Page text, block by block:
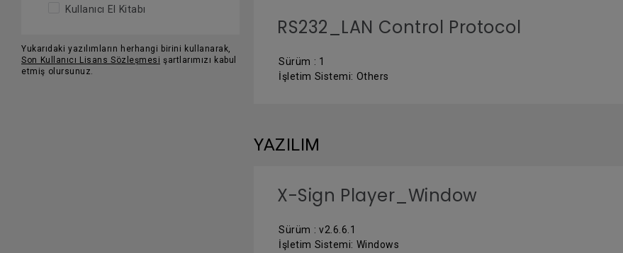
Kullanıcı El Kitabı
Yukarıdaki yazılımların herhangi birini kullanarak,
Son Kullanıcı Lisans Sözleşmesi şartlarımızı kabul
etmiş olursunuz.
RS232_LAN Control Protocol
Sürüm : 1
İşletim Sistemi: Others
YAZILIM
X-Sign Player_Window
Sürüm : v2.6.6.1
İşletim Sistemi: Windows